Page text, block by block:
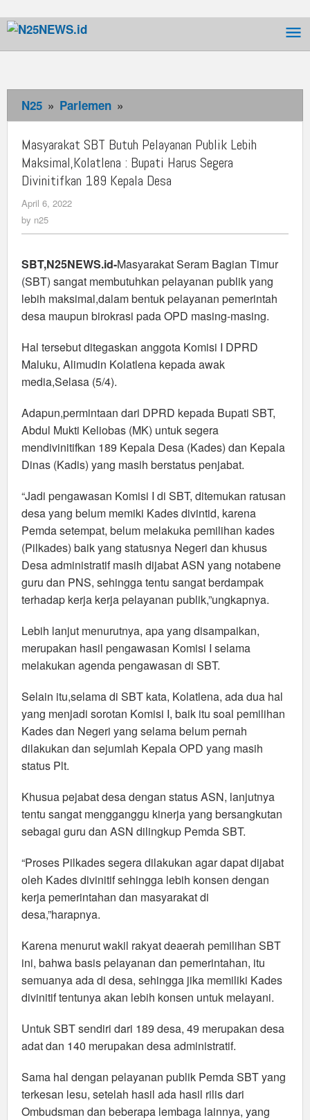
to
N25 » Parlemen »
SBT
Butuh
Pelayanan
Publik
Harus
Segera
Divinitifkan
189
Desa
Masyarakat SBT Butuh Pelayanan Publik Lebih
Maksimal,Kolatlena : Bupati Harus Segera
Divinitifkan 189 Kepala Desa
April 6, 2022
by n25
SBT,N25NEWS.id-Masyarakat Seram Bagian Timur
(SBT) sangat membutuhkan pelayanan publik yang
lebih maksimal,dalam bentuk pelayanan pemerintah
desa maupun birokrasi pada OPD masing-masing.
Hal tersebut ditegaskan anggota Komisi I DPRD
Maluku, Alimudin Kolatlena kepada awak
media,Selasa (5/4).
Adapun,permintaan dari DPRD kepada Bupati SBT,
Abdul Mukti Keliobas (MK) untuk segera
mendivinitifkan 189 Kepala Desa (Kades) dan Kepala
Dinas (Kadis) yang masih berstatus penjabat.
“Jadi pengawasan Komisi I di SBT, ditemukan ratusan
desa yang belum memiki Kades divintid, karena
Pemda setempat, belum melakuka pemilihan kades
(Pilkades) baik yang statusnya Negeri dan khusus
Desa administratif masih dijabat ASN yang notabene
guru dan PNS, sehingga tentu sangat berdampak
terhadap kerja kerja pelayanan publik,”ungkapnya.
Lebih lanjut menurutnya, apa yang disampaikan,
merupakan hasil pengawasan Komisi I selama
melakukan agenda pengawasan di SBT.
Selain itu,selama di SBT kata, Kolatlena, ada dua hal
yang menjadi sorotan Komisi I, baik itu soal pemilihan
Kades dan Negeri yang selama belum pernah
dilakukan dan sejumlah Kepala OPD yang masih
status Plt.
Khusua pejabat desa dengan status ASN, lanjutnya
tentu sangat mengganggu kinerja yang bersangkutan
sebagai guru dan ASN dilingkup Pemda SBT.
“Proses Pilkades segera dilakukan agar dapat dijabat
oleh Kades divinitif sehingga lebih konsen dengan
kerja pemerintahan dan masyarakat di
desa,”harapnya.
Karena menurut wakil rakyat deaerah pemilihan SBT
ini, bahwa basis pelayanan dan pemerintahan, itu
semuanya ada di desa, sehingga jika memiliki Kades
divinitif tentunya akan lebih konsen untuk melayani.
Untuk SBT sendiri dari 189 desa, 49 merupakan desa
adat dan 140 merupakan desa administratif.
Sama hal dengan pelayanan publik Pemda SBT yang
terkesan lesu, setelah hasil ada hasil rilis dari
Ombudsman dan beberapa lembaga lainnya, yang